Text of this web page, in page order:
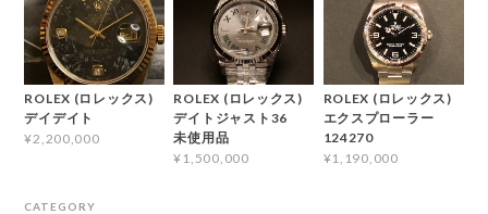
ROLEX (ロレックス)
デイデイト
¥2,200,000
ROLEX (ロレックス)
デイトジャスト36
未使用品
¥1,500,000
ROLEX (ロレックス)
エクスプローラー
124270
¥1,190,000
CATEGORY